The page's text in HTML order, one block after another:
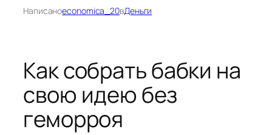
Написаноeconomica_20вДеньги
Как собрать бабки на
свою идею без
геморроя